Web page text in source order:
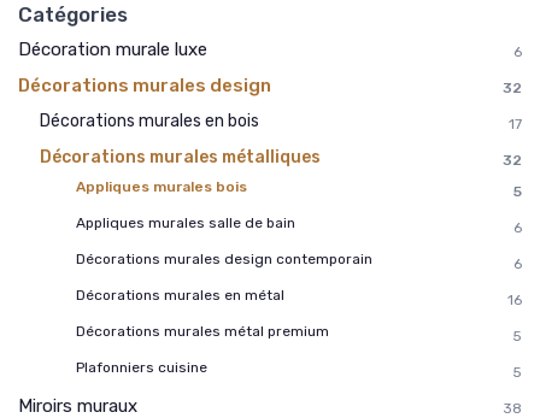
Catégories
Décoration murale luxe 6
Décorations murales design 32
Décorations murales en bois 17
Décorations murales métalliques
32
Appliques murales bois
5
Appliques murales salle de bain
6
Décorations murales design contemporain
6
Décorations murales en métal
16
Décorations murales métal premium
5
Plafonniers cuisine
5
Miroirs muraux 38